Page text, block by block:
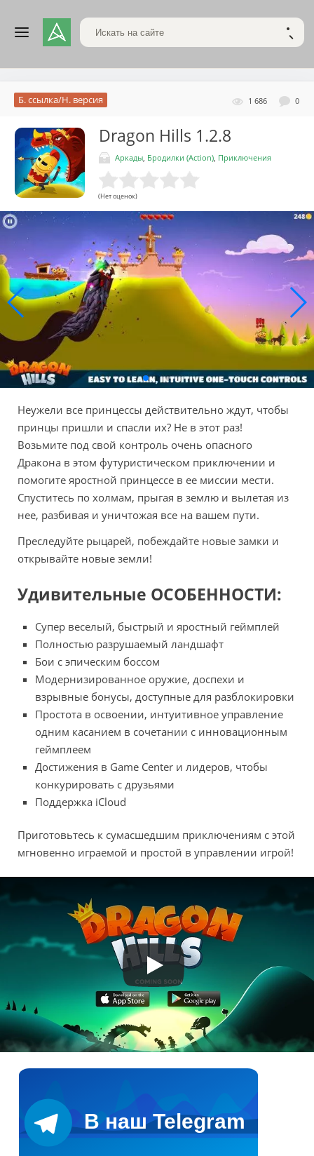
Поиск по сайту
1 686 0
Б. ссылка/Н. версия
Dragon Hills 1.2.8
Аркады Бродилки (Action) Приключения
(Нет оценок)
Неужели все принцессы действительно ждут, чтобы
принцы пришли и спасли их? Не в этот раз!
Возьмите под свой контроль очень опасного
Дракона в этом футуристическом приключении и
помогите яростной принцессе в ее миссии мести.
Спуститесь по холмам, прыгая в землю и вылетая из
нее, разбивая и уничтожая все на вашем пути.
Преследуйте рыцарей, побеждайте новые замки и
открывайте новые земли!
Удивительные ОСОБЕННОСТИ:
Супер веселый, быстрый и яростный геймплей
Полностью разрушаемый ландшафт
Бои с эпическим боссом
Модернизированное оружие, доспехи и
взрывные бонусы, доступные для разблокировки
Простота в освоении, интуитивное управление
одним касанием в сочетании с инновационным
геймплеем
Достижения в Game Center и лидеров, чтобы
конкурировать с друзьями
Поддержка iCloud
Приготовьтесь к сумасшедшим приключениям с этой
мгновенно играемой и простой в управлении игрой!